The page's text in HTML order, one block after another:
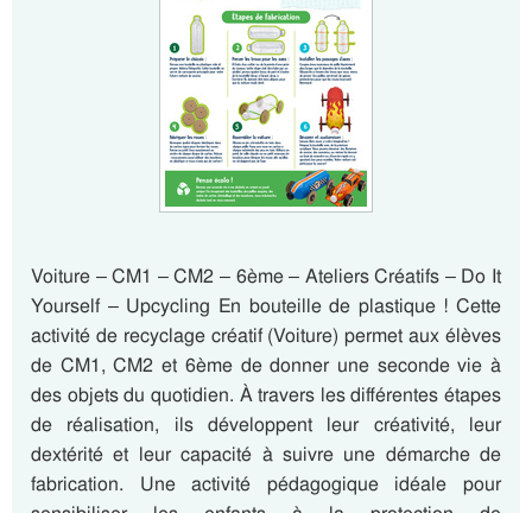
Voiture – CM1 – CM2 – 6ème – Ateliers Créatifs – Do It
Yourself – Upcycling En bouteille de plastique ! Cette
activité de recyclage créatif (Voiture) permet aux élèves
de CM1, CM2 et 6ème de donner une seconde vie à
des objets du quotidien. À travers les différentes étapes
de réalisation, ils développent leur créativité, leur
dextérité et leur capacité à suivre une démarche de
fabrication. Une activité pédagogique idéale pour